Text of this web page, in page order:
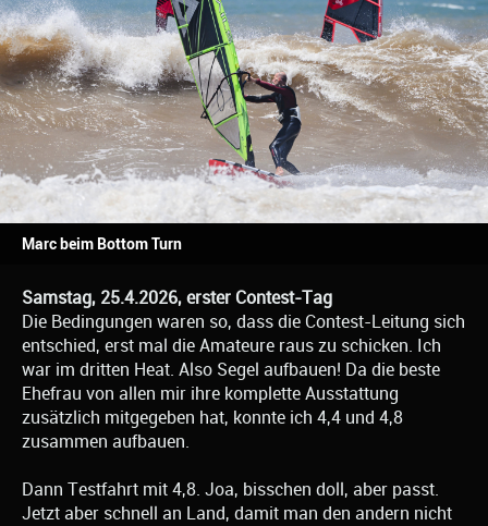
Marc beim Bottom Turn
Samstag, 25.4.2026, erster Contest-Tag
Die Bedingungen waren so, dass die Contest-Leitung sich
entschied, erst mal die Amateure raus zu schicken. Ich
war im dritten Heat. Also Segel aufbauen! Da die beste
Ehefrau von allen mir ihre komplette Ausstattung
zusätzlich mitgegeben hat, konnte ich 4,4 und 4,8
zusammen aufbauen.
Dann Testfahrt mit 4,8. Joa, bisschen doll, aber passt.
Jetzt aber schnell an Land, damit man den andern nicht